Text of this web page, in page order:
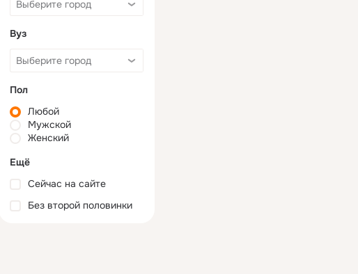
Вуз
Пол
Любой
Мужской
Женский
Ещё
Сейчас на сайте
Без второй половинки